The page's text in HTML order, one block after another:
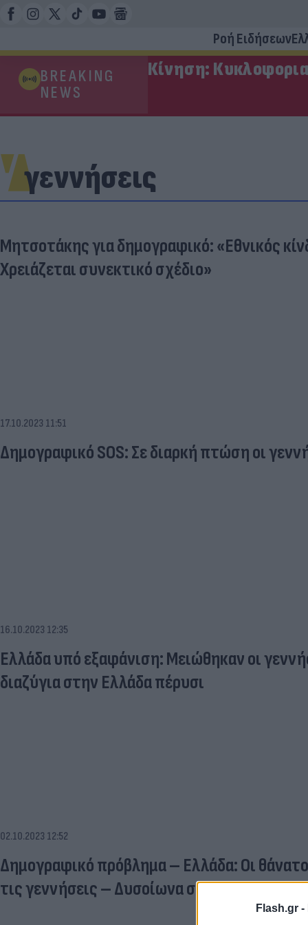
Flash.gr -
Ροή Ειδήσεων
BREAKING
NEWS
Κίνηση:
γεννήσεις
Μητσοτάκης για δημογραφικό: «Εθνικός
Χρειάζεται συνεκτικό σχέδιο»
17.10.2023 11:51
Δημογραφικό SOS: Σε διαρκή πτώση οι
16.10.2023 12:35
Ελλάδα υπό εξαφάνιση: Μειώθηκαν οι
διαζύγια στην Ελλάδα πέρυσι
02.10.2023 12:52
Δημογραφικό πρόβλημα – Ελλάδα: Οι
τις γεννήσεις – Δυσοίωνα στοιχεία για